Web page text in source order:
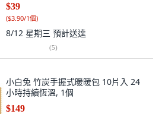
$39
($3.90/1個)
8/12 星期三 預計送達
(5)
小白兔 竹炭手握式暖暖包 10片入 24
小時持續恆溫, 1個
$149